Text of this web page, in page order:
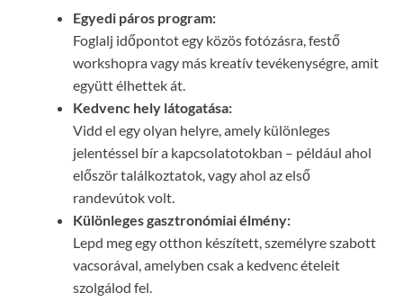
Egyedi páros program:
Foglalj időpontot egy közös fotózásra, festő
workshopra vagy más kreatív tevékenységre, amit
együtt élhettek át.
Kedvenc hely látogatása:
Vidd el egy olyan helyre, amely különleges
jelentéssel bír a kapcsolatotokban – például ahol
először találkoztatok, vagy ahol az első
randevútok volt.
Különleges gasztronómiai élmény:
Lepd meg egy otthon készített, személyre szabott
vacsorával, amelyben csak a kedvenc ételeit
szolgálod fel.